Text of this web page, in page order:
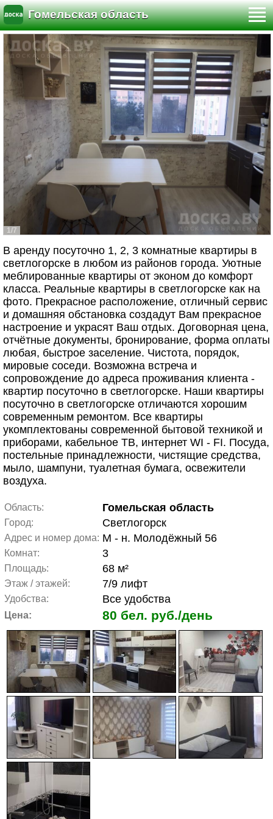
Гомельская область
1/7
В аренду посуточно 1, 2, 3 комнатные квартиры в
светлогорске в любом из районов города. Уютные
меблированные квартиры от эконом до комфорт
класса. Реальные квартиры в светлогорске как на
фото. Прекрасное расположение, отличный сервис
и домашняя обстановка создадут Вам прекрасное
настроение и украсят Ваш отдых. Договорная цена,
отчётные документы, бронирование, форма оплаты
любая, быстрое заселение. Чистота, порядок,
мировые соседи. Возможна встреча и
сопровождение до адреса проживания клиента -
квартир посуточно в светлогорске. Наши квартиры
посуточно в светлогорске отличаются хорошим
современным ремонтом. Все квартиры
укомплектованы современной бытовой техникой и
приборами, кабельное ТВ, интернет WI - FI. Посуда,
постельные принадлежности, чистящие средства,
мыло, шампуни, туалетная бумага, освежители
воздуха.
Область: Гомельская область
Город: Светлогорск
Адрес и номер дома: М - н. Молодёжный 56
Комнат: 3
Площадь: 68 м²
Этаж / этажей: 7/9 лифт
Удобства: Все удобства
Цена: 80 бел. руб./день